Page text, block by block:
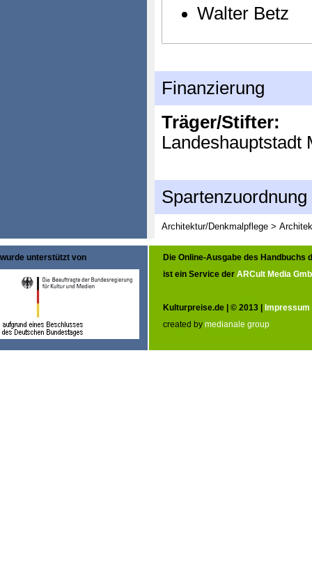
Walter Betz
Finanzierung
Träger/Stifter:
Landeshauptstadt
Spartenzuordnung
Architektur/Denkmalpflege >
wurde unterstützt von
Die Online-Ausgabe des Handbuchs
ist ein Service der ARCult Media
Kulturpreise.de | © 2013 | Impressum
created by medianale group